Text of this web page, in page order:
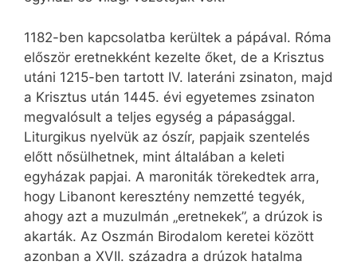
1182-ben kapcsolatba kerültek a pápával. Róma
először eretnekként kezelte őket, de a Krisztus
utáni 1215-ben tartott IV. lateráni zsinaton, majd
a Krisztus után 1445. évi egyetemes zsinaton
megvalósult a teljes egység a pápasággal.
Liturgikus nyelvük az ószír, papjaik szentelés
előtt nősülhetnek, mint általában a keleti
egyházak papjai. A maroniták törekedtek arra,
hogy Libanont keresztény nemzetté tegyék,
ahogy azt a muzulmán „eretnekek”, a drúzok is
akarták. Az Oszmán Birodalom keretei között
azonban a XVII. századra a drúzok hatalma